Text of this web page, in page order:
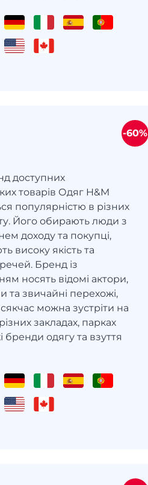
доступних
товарів Одяг H&M
популярністю в різних
Його обирають люди з
доходу та покупці,
високу якість та
речей. Бренд із
носять відомі актори,
та звичайні перехожі,
можна зустріти на
закладах, парках
бренди одягу та взуття
-60%